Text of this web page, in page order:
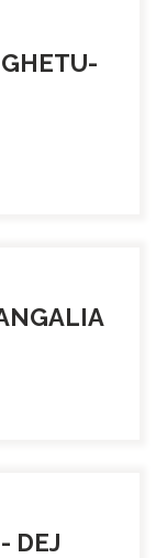
DEJ